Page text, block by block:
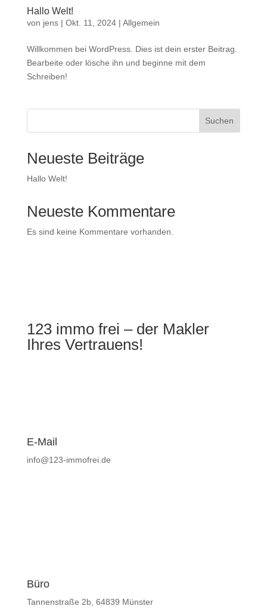
Hallo Welt!
von jens| Okt. 11, 2024| Allgemein
Willkommen bei WordPress. Dies ist dein erster Beitrag.
Bearbeite oder lösche ihn und beginne mit dem
Schreiben!
Suchen
Neueste Beiträge
Hallo Welt!
Neueste Kommentare
Es sind keine Kommentare vorhanden.
123 immo frei – der Makler
Ihres Vertrauens!
E-Mail
info@123-immofrei.de
Büro
Tannenstraße 2b, 64839 Münster